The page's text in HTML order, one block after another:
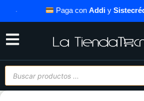
Paga conAddiySistecrédito